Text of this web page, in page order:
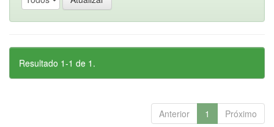
Resultado 1-1 de 1.
Anterior 1 Próximo